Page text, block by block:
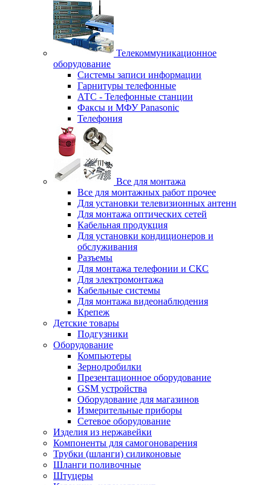
Телекоммуникационное
оборудование
Системы записи информации
Гарнитуры телефонные
АТС - Телефонные станции
Факсы и МФУ Panasonic
Телефония
Все для монтажа
Все для монтажных работ прочее
Для установки телевизионных антенн
Для монтажа оптических сетей
Кабельная продукция
Для установки кондиционеров и
обслуживания
Разъемы
Для монтажа телефонии и СКС
Для электромонтажа
Кабельные системы
Для монтажа видеонаблюдения
Крепеж
Детские товары
Подгузники
Оборудование
Компьютеры
Зернодробилки
Презентационное оборудование
GSM устройства
Оборудование для магазинов
Измерительные приборы
Сетевое оборудование
Изделия из нержавейки
Компоненты для самогоноварения
Трубки (шланги) силиконовые
Шланги поливочные
Штуцеры